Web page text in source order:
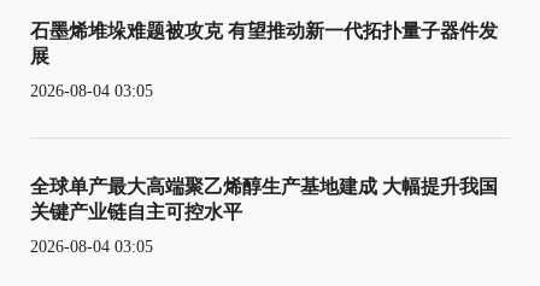
石墨烯堆垛难题被攻克 有望推动新一代拓扑量子器件发
展
2026-08-04 03:05
全球单产最大高端聚乙烯醇生产基地建成 大幅提升我国
关键产业链自主可控水平
2026-08-04 03:05